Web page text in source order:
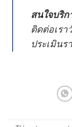
สนใจบริ
ติดต่อเร
ประเมิน